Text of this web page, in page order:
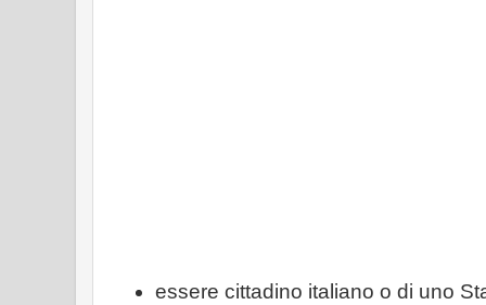
essere cittadino italiano o di uno